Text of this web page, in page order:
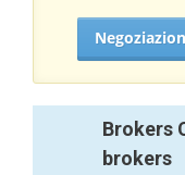
Brokers
brokers